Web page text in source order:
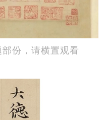
份，请横置观看